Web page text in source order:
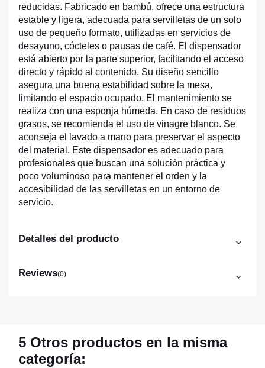
reducidas. Fabricado en bambú, ofrece una estructura
estable y ligera, adecuada para servilletas de un solo
uso de pequeño formato, utilizadas en servicios de
desayuno, cócteles o pausas de café. El dispensador
está abierto por la parte superior, facilitando el acceso
directo y rápido al contenido. Su diseño sencillo
asegura una buena estabilidad sobre la mesa,
limitando el espacio ocupado. El mantenimiento se
realiza con una esponja húmeda. En caso de residuos
grasos, se recomienda el uso de vinagre blanco. Se
aconseja el lavado a mano para preservar el aspecto
del material. Este dispensador es adecuado para
profesionales que buscan una solución práctica y
poco voluminoso para mantener el orden y la
accesibilidad de las servilletas en un entorno de
servicio.
Detalles del producto
Reviews(0)
5 Otros productos en la misma
categoría: